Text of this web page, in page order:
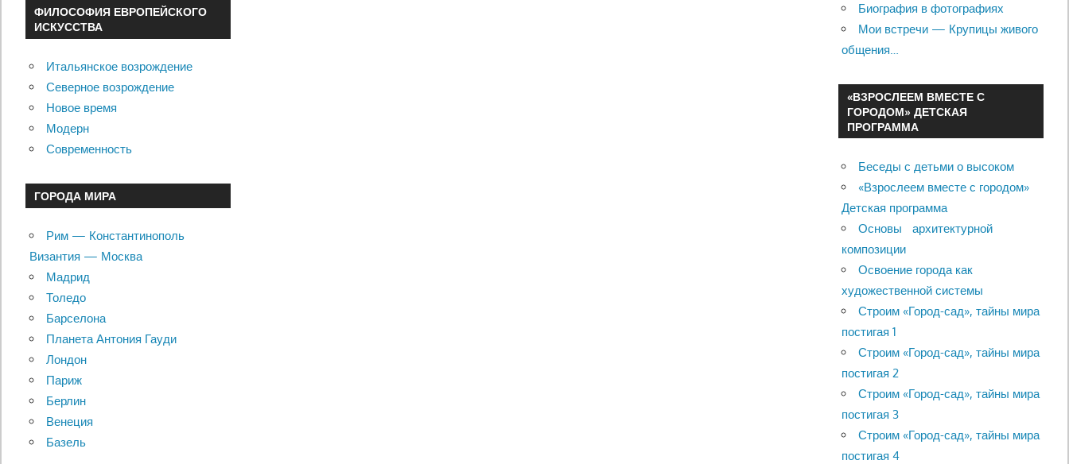
ФИЛОСОФИЯ ЕВРОПЕЙСКОГО
ИСКУССТВА
Итальянское возрождение
Северное возрождение
Новое время
Модерн
Современность
ГОРОДА МИРА
Рим — Константинополь
Византия — Москва
Мадрид
Толедо
Барселона
Планета Антония Гауди
Лондон
Париж
Берлин
Венеция
Базель
Биография в фотографиях
Мои встречи — Крупицы живого
общения…
«ВЗРОСЛЕЕМ ВМЕСТЕ С
ГОРОДОМ» ДЕТСКАЯ
ПРОГРАММА
Беседы с детьми о высоком
«Взрослеем вместе с городом»
Детская программа
Основы архитектурной
композиции
Освоение города как
художественной системы
Строим «Город-сад», тайны мира
постигая 1
Строим «Город-сад», тайны мира
постигая 2
Строим «Город-сад», тайны мира
постигая 3
Строим «Город-сад», тайны мира
постигая 4